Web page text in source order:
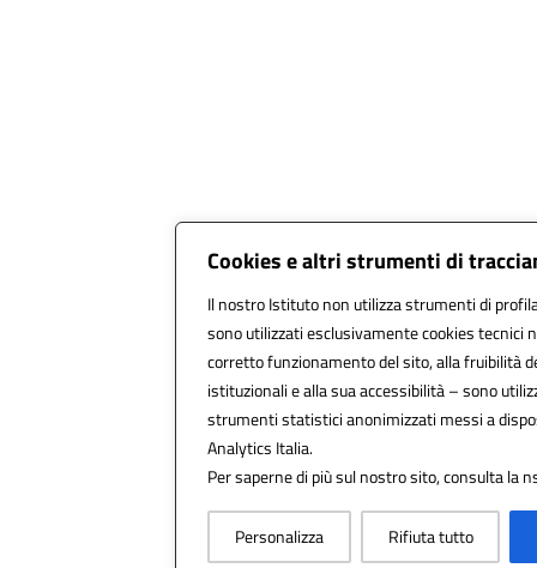
Cookies e altri strumenti di
Il nostro Istituto non utilizza strumenti di
sono utilizzati esclusivamente cookies tecnici
corretto funzionamento del sito, alla fruibilità
istituzionali e alla sua accessibilità – sono
strumenti statistici anonimizzati messi a
Analytics Italia.
Per saperne di più sul nostro sito, consulta la
Personalizza Rifiuta tutto